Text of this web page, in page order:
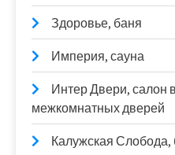
Здоровье, баня
Империя, сауна
Интер Двери, салон
межкомнатных дверей
Калужская Слобода,